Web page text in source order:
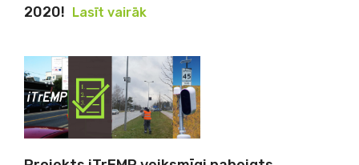
2020! Lasīt vairāk